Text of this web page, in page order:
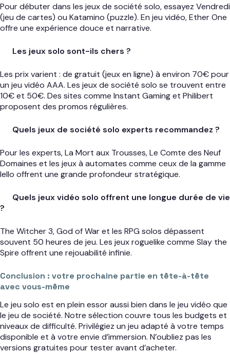
Pour débuter dans les jeux de société solo, essayez Vendredi
(jeu de cartes) ou Katamino (puzzle). En jeu vidéo, Ether One
offre une expérience douce et narrative.
Les jeux solo sont-ils chers ?
Les prix varient : de gratuit (jeux en ligne) à environ 70€ pour
un jeu vidéo AAA. Les jeux de société solo se trouvent entre
10€ et 50€. Des sites comme Instant Gaming et Philibert
proposent des promos régulières.
Quels jeux de société solo experts recommandez ?
Pour les experts, La Mort aux Trousses, Le Comte des Neuf
Domaines et les jeux à automates comme ceux de la gamme
Iello offrent une grande profondeur stratégique.
Quels jeux vidéo solo offrent une longue durée de vie
?
The Witcher 3, God of War et les RPG solos dépassent
souvent 50 heures de jeu. Les jeux roguelike comme Slay the
Spire offrent une rejouabilité infinie.
Conclusion : votre prochaine partie en tête-à-tête
avec vous-même
Le jeu solo est en plein essor aussi bien dans le jeu vidéo que
le jeu de société. Notre sélection couvre tous les budgets et
niveaux de difficulté. Privilégiez un jeu adapté à votre temps
disponible et à votre envie d’immersion. N’oubliez pas les
versions gratuites pour tester avant d’acheter.